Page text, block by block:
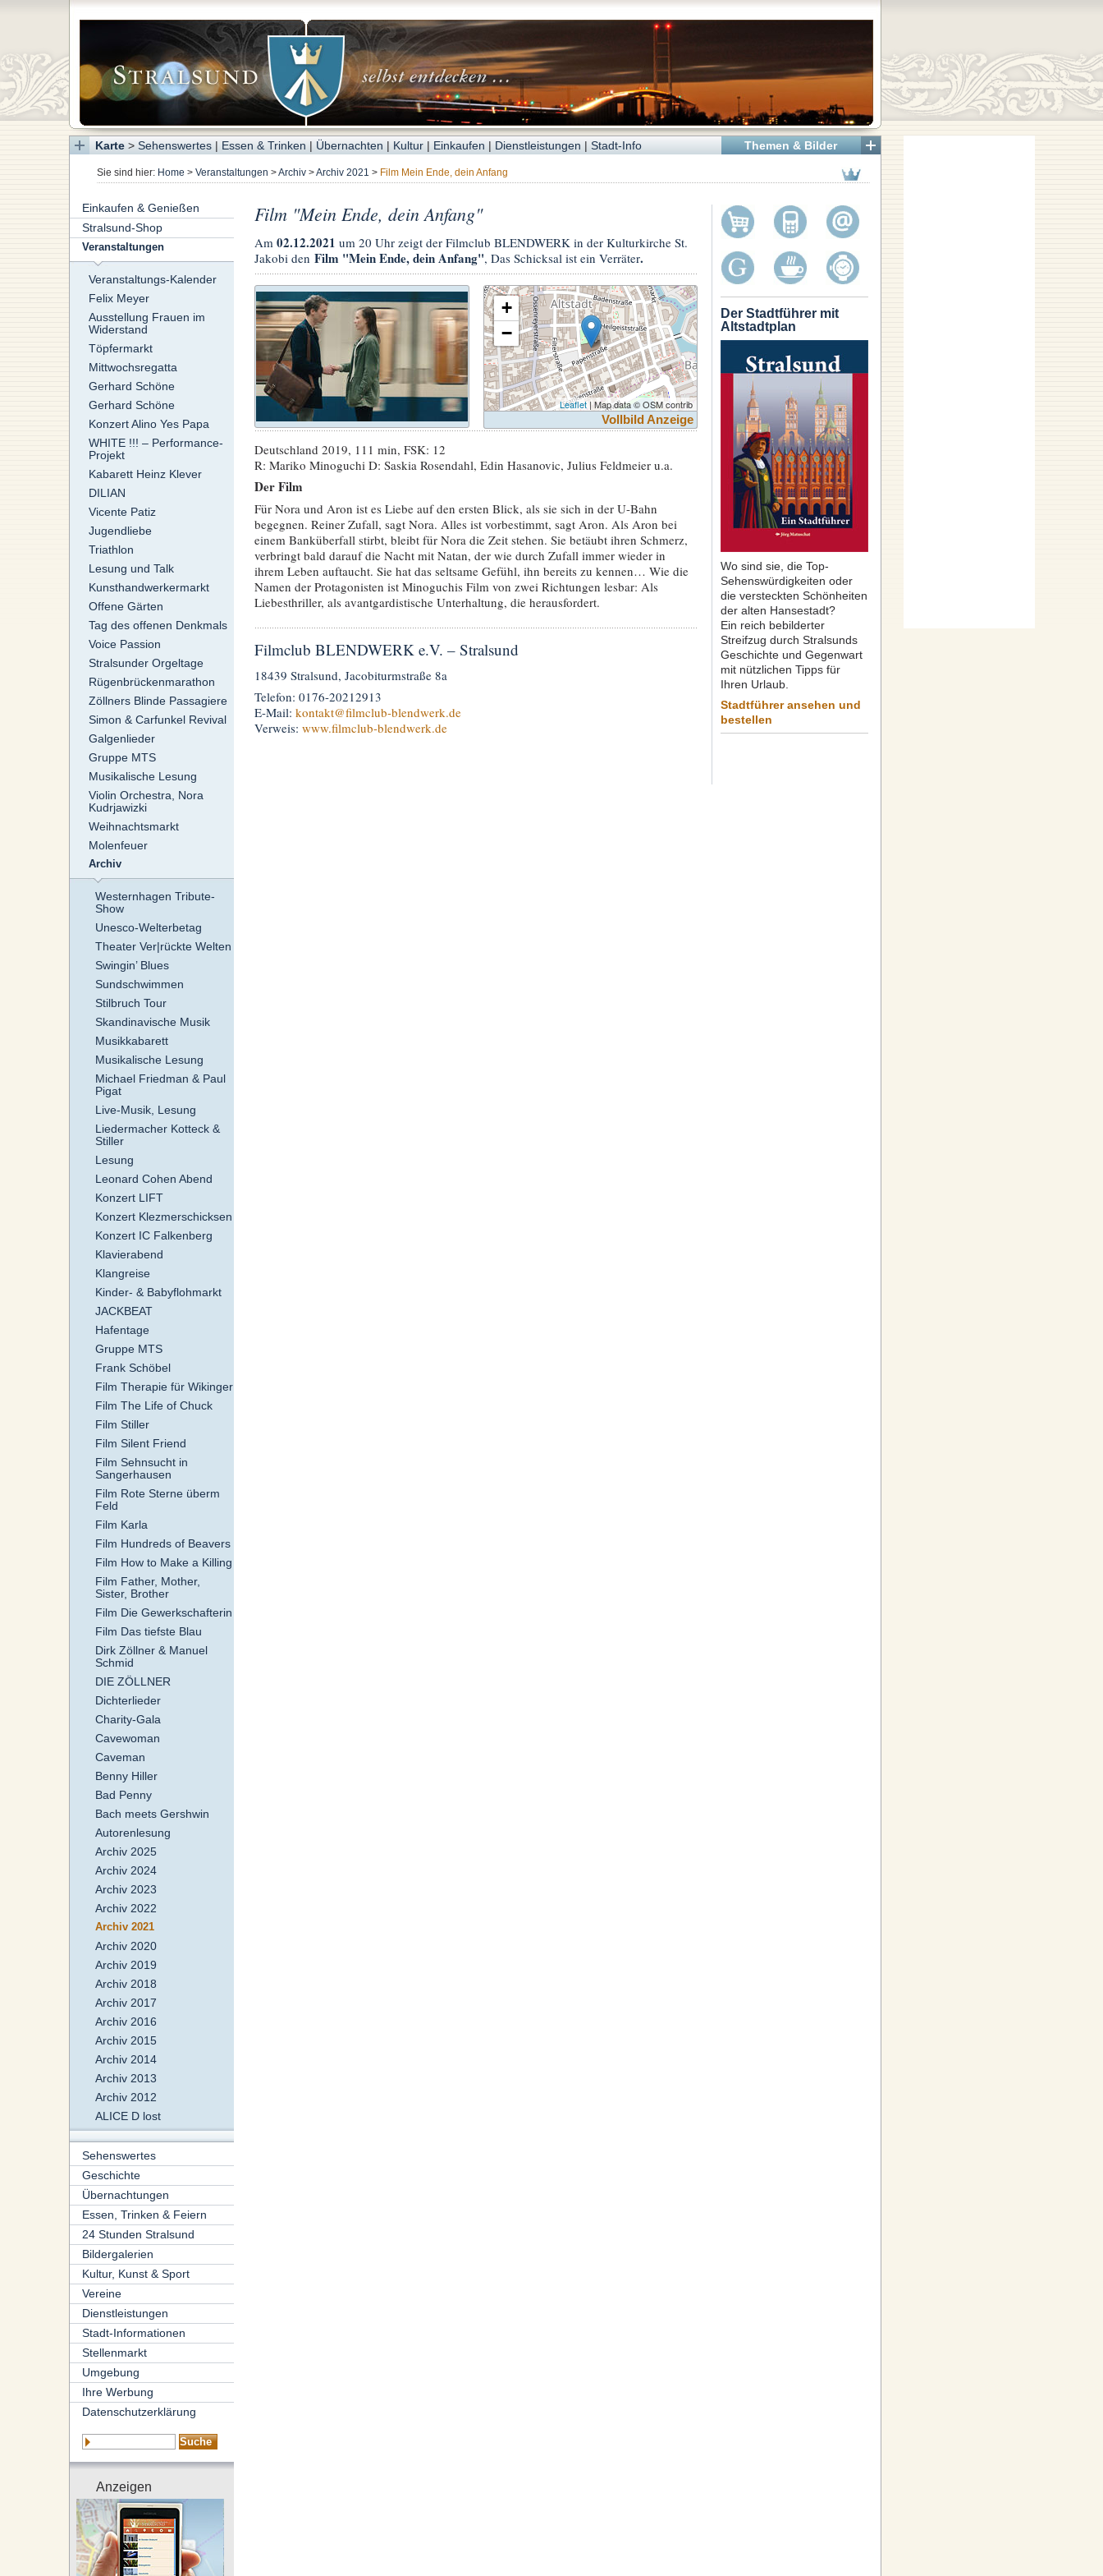
Themen & Bilder
Karte> Sehenswertes| Essen & Trinken | Übernachten | Kultur| Einkaufen | Dienstleistungen | Stadt-Info
Sie sind hier: Home > Veranstaltungen >Archiv>Archiv 2021 > Film Mein Ende, dein Anfang
Einkaufen & Genießen
Stralsund-Shop
Veranstaltungen
Veranstaltungs-Kalender
Felix Meyer
Ausstellung Frauen im
Widerstand
Töpfermarkt
Mittwochsregatta
Gerhard Schöne
Gerhard Schöne
Konzert Alino Yes Papa
WHITE !!! – Performance-
Projekt
Kabarett Heinz Klever
DILIAN
Vicente Patiz
Jugendliebe
Triathlon
Lesung und Talk
Kunsthandwerkermarkt
Offene Gärten
Tag des offenen Denkmals
Voice Passion
Stralsunder Orgeltage
Rügenbrückenmarathon
Zöllners Blinde Passagiere
Simon & Carfunkel Revival
Galgenlieder
Gruppe MTS
Musikalische Lesung
Violin Orchestra, Nora
Kudrjawizki
Weihnachtsmarkt
Molenfeuer
Archiv
Westernhagen Tribute-
Show
Unesco-Welterbetag
Theater Ver|rückte Welten
Swingin’ Blues
Sundschwimmen
Stilbruch Tour
Skandinavische Musik
Musikkabarett
Musikalische Lesung
Michael Friedman & Paul
Pigat
Live-Musik, Lesung
Liedermacher Kotteck &
Stiller
Lesung
Leonard Cohen Abend
Konzert LIFT
Konzert Klezmerschicksen
Konzert IC Falkenberg
Klavierabend
Klangreise
Kinder- & Babyflohmarkt
JACKBEAT
Hafentage
Gruppe MTS
Frank Schöbel
Film Therapie für Wikinger
Film The Life of Chuck
Film Stiller
Film Silent Friend
Film Sehnsucht in
Sangerhausen
Film Rote Sterne überm
Feld
Film Karla
Film Hundreds of Beavers
Film How to Make a Killing
Film Father, Mother,
Sister, Brother
Film Die Gewerkschafterin
Film Das tiefste Blau
Dirk Zöllner & Manuel
Schmid
DIE ZÖLLNER
Dichterlieder
Charity-Gala
Cavewoman
Caveman
Benny Hiller
Bad Penny
Bach meets Gershwin
Autorenlesung
Archiv 2025
Archiv 2024
Archiv 2023
Archiv 2022
Archiv 2021
Archiv 2020
Archiv 2019
Archiv 2018
Archiv 2017
Archiv 2016
Archiv 2015
Archiv 2014
Archiv 2013
Archiv 2012
ALICE D lost
Sehenswertes
Geschichte
Übernachtungen
Essen, Trinken & Feiern
24 Stunden Stralsund
Bildergalerien
Kultur, Kunst & Sport
Vereine
Dienstleistungen
Stadt-Informationen
Stellenmarkt
Umgebung
Ihre Werbung
Datenschutzerklärung
Anzeigen
Der Stadtführer mit
Altstadtplan
Wo sind sie, die Top-
Sehenswürdigkeiten oder
die versteckten Schönheiten
der alten Hansestadt?
Ein reich bebilderter
Streifzug durch Stralsunds
Geschichte und Gegenwart
mit nützlichen Tipps für
Ihren Urlaub.
Stadtführer ansehen und
bestellen
Film "Mein Ende, dein Anfang"
Am02.12.2021 um 20 Uhr zeigt der Filmclub BLENDWERK in der Kulturkirche St.
Jakobi den Film "Mein Ende, dein Anfang", Das Schicksal ist ein Verräter.
+
−
Leaflet| Map data © OSM contrib
Vollbild Anzeige
Deutschland 2019, 111 min, FSK: 12
R: Mariko Minoguchi D: Saskia Rosendahl, Edin Hasanovic, Julius Feldmeier u.a.
Der Film
Für Nora und Aron ist es Liebe auf den ersten Blick, als sie sich in der U-Bahn
begegnen. Reiner Zufall, sagt Nora. Alles ist vorbestimmt, sagt Aron. Als Aron bei
einem Banküberfall stirbt, bleibt für Nora die Zeit stehen. Sie betäubt ihren Schmerz,
verbringt bald darauf die Nacht mit Natan, der wie durch Zufall immer wieder in
ihrem Leben auftaucht. Sie hat das seltsame Gefühl, ihn bereits zu kennen… Wie die
Namen der Protagonisten ist Mino­gu­chis Film von zwei Rich­tungen lesbar: Als
Liebesthriller, als avant­gar­dis­ti­sche Unter­hal­tung, die heraus­for­dert.
Filmclub BLENDWERK e.V. – Stralsund
18439 Stralsund, Jacobiturmstraße 8a
Telefon: 0176-20212913
E-Mail: kontakt@filmclub-blendwerk.de
Verweis: www.filmclub-blendwerk.de